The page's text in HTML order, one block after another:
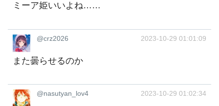
ミーア姫いいよね……
@crz2026 2023-10-29 01:01:09
また曇らせるのか
@nasutyan_lov4 2023-10-29 01:02:34